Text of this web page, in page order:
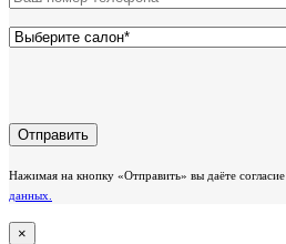
Нажимая на кнопку «Отправить» вы даёте согласие
данных.
×